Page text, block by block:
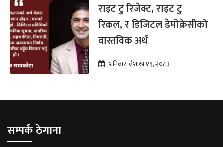
राइट टु रिजेक्ट, राइट टु
रिकल, र डिजिटल डेमोक्रेसीको
वास्तविक अर्थ
शनिबार, वैशाख १९, २०८३
सम्पर्क ठेगाना